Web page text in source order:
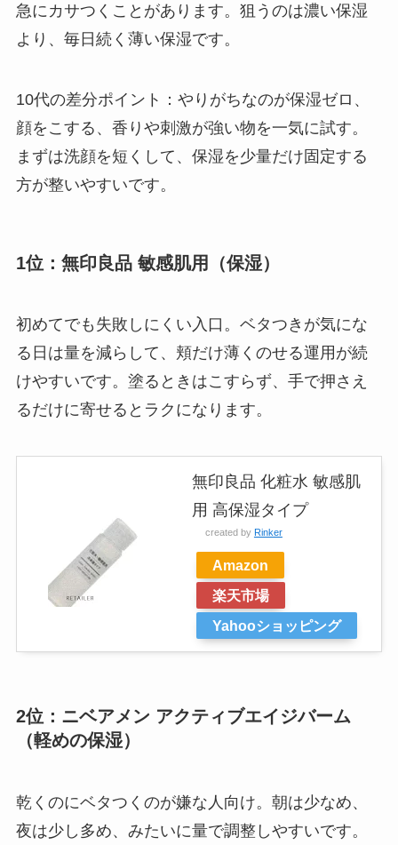
急にカサつくことがあります。狙うのは濃い保湿
より、毎日続く薄い保湿です。
10代の差分ポイント：やりがちなのが保湿ゼロ、
顔をこする、香りや刺激が強い物を一気に試す。
まずは洗顔を短くして、保湿を少量だけ固定する
方が整いやすいです。
1位：無印良品 敏感肌用（保湿）
初めてでも失敗しにくい入口。ベタつきが気にな
る日は量を減らして、頬だけ薄くのせる運用が続
けやすいです。塗るときはこすらず、手で押さえ
るだけに寄せるとラクになります。
無印良品 化粧水 敏感肌
用 高保湿タイプ
created by Rinker
Amazon
楽天市場
Yahooショッピング
2位：ニベアメン アクティブエイジバーム
（軽めの保湿）
乾くのにベタつくのが嫌な人向け。朝は少なめ、
夜は少し多め、みたいに量で調整しやすいです。